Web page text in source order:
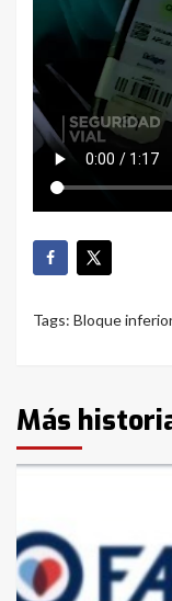
Tags: Bloque inferior
Más